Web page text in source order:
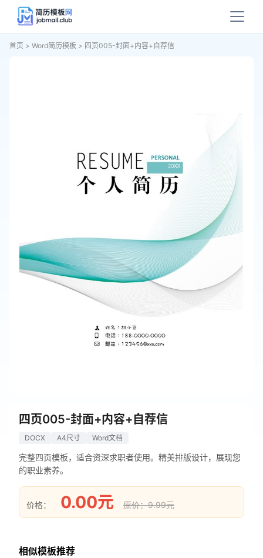
首页 > Word简历模板 > 四页005-封面+内容+自荐信
四页005-封面+内容+自荐信
DOCX A4尺寸 Word文档
完整四页模板，适合资深求职者使用。精美排版设计，展现您
的职业素养。
价格： 0.00元 原价：9.99元
相似模板推荐